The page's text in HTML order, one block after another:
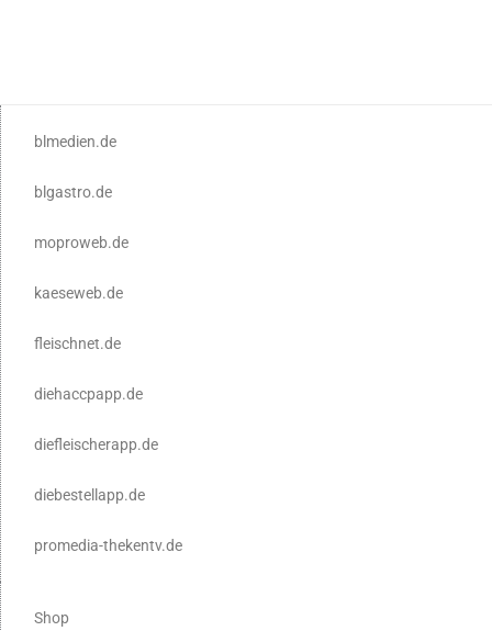
blmedien.de
blgastro.de
moproweb.de
kaeseweb.de
fleischnet.de
diehaccpapp.de
diefleischerapp.de
diebestellapp.de
promedia-thekentv.de
Shop